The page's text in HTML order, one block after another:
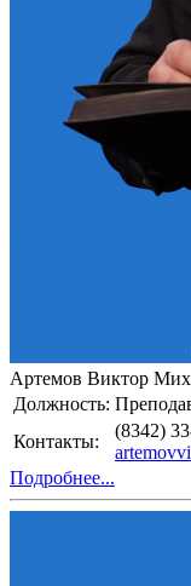
Артемов Виктор
Должность:
Контакты:
(8342)
Подробнее...